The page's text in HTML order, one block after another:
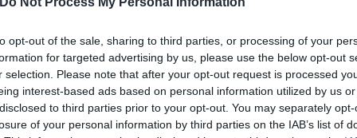
opt-out of the sale, sharing to third parties, or processing of your
for targeted advertising by us, please use the below opt-out
selection. Please note that after your opt-out request is processed
interest-based ads based on personal information utilized by us
to third parties prior to your opt-out. You may separately
of your personal information by third parties on the IAB’s list of
azbeszttartalmú kőzúzalék érkezett
anyagot elsősorban útépítéshez használták, a
közterületekre, parkolókba és erdészeti utakra
hogy egyes turistautakon is jelen lehet.
Szövetség ezért megkezdte az